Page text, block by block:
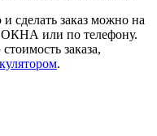
сделать заказ можно на
или по телефону.
заказа,
.